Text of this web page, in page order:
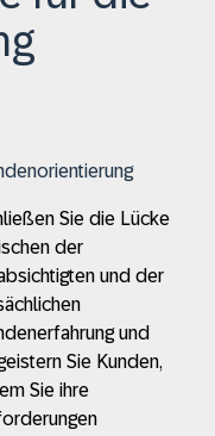
Sie die Lücke
der
und der
und
Sie Kunden,
Sie ihre